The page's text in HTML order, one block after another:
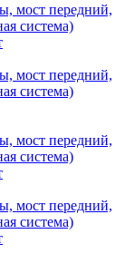
мост передний,
система)
мост передний,
система)
мост передний,
система)
мост передний,
система)